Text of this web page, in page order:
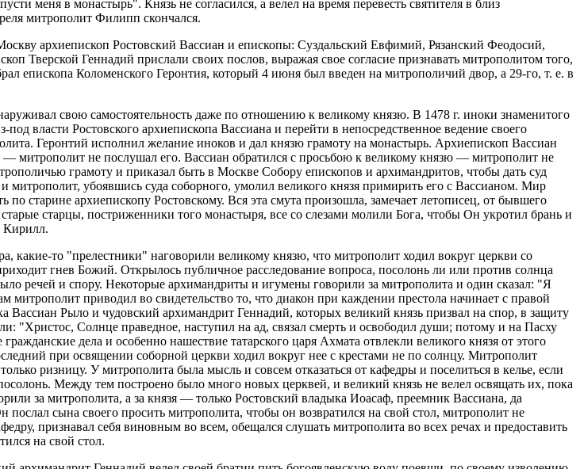
меня в монастырь". Князь не согласился, а велел на время перевесть святителя в близ
митрополит Филипп скончался.
архиепископ Ростовский Вассиан и епископы: Суздальский Евфимий, Рязанский Феодосий,
Тверской Геннадий прислали своих послов, выражая свое согласие признавать митрополитом того,
епископа Коломенского Геронтия, который 4 июня был введен на митрополичий двор, а 29-го, т. е. в
свою самостоятельность даже по отношению к великому князю. В 1478 г. иноки знаменитого
власти Ростовского архиепископа Вассиана и перейти в непосредственное ведение своего
Геронтий исполнил желание иноков и дал князю грамоту на монастырь. Архиепископ Вассиан
митрополит не послушал его. Вассиан обратился с просьбою к великому князю — митрополит не
грамоту и приказал быть в Москве Собору епископов и архимандритов, чтобы дать суд
убоявшись суда соборного, умолил великого князя примирить его с Вассианом. Мир
старине архиепископу Ростовскому. Вся эта смута произошла, замечает летописец, от бывшего
старцы, постриженники того монастыря, все со слезами молили Бога, чтобы Он укротил брань и
Кирилл.
какие-то "прелестники" наговорили великому князю, что митрополит ходил вокруг церкви со
гнев Божий. Открылось публичное расследование вопроса, посолонь ли или против солнца
речей и спору. Некоторые архимандриты и игумены говорили за митрополита и один сказал: "Я
приводил во свидетельство то, что диакон при каждении престола начинает с правой
Вассиан Рыло и чудовский архимандрит Геннадий, которых великий князь призвал на спор, в защиту
"Христос, Солнце праведное, наступил на ад, связал смерть и освободил души; потому и на Пасху
дела и особенно нашествие татарского царя Ахмата отвлекли великого князя от этого
при освящении соборной церкви ходил вокруг нее с крестами не по солнцу. Митрополит
ризницу. У митрополита была мысль и совсем отказаться от кафедры и поселиться в келье, если
Между тем построено было много новых церквей, и великий князь не велел освящать их, пока
за митрополита, а за князя — только Ростовский владыка Иоасаф, преемник Вассиана, да
сына своего просить митрополита, чтобы он возвратился на свой стол, митрополит не
признавал себя виновным во всем, обещался слушать митрополита во всех речах и предоставить
на свой стол.